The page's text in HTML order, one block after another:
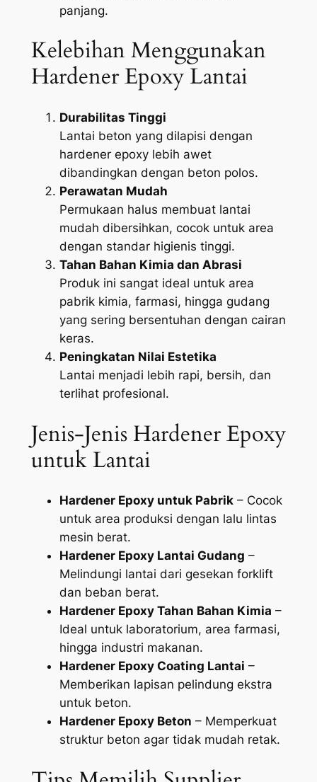
panjang.
Kelebihan Menggunakan
Hardener Epoxy Lantai
Durabilitas Tinggi
Lantai beton yang dilapisi dengan
hardener epoxy lebih awet
dibandingkan dengan beton polos.
Perawatan Mudah
Permukaan halus membuat lantai
mudah dibersihkan, cocok untuk area
dengan standar higienis tinggi.
Tahan Bahan Kimia dan Abrasi
Produk ini sangat ideal untuk area
pabrik kimia, farmasi, hingga gudang
yang sering bersentuhan dengan cairan
keras.
Peningkatan Nilai Estetika
Lantai menjadi lebih rapi, bersih, dan
terlihat profesional.
Jenis-Jenis Hardener Epoxy
untuk Lantai
Hardener Epoxy untuk Pabrik– Cocok
untuk area produksi dengan lalu lintas
mesin berat.
Hardener Epoxy Lantai Gudang –
Melindungi lantai dari gesekan forklift
dan beban berat.
Hardener Epoxy Tahan Bahan Kimia –
Ideal untuk laboratorium, area farmasi,
hingga industri makanan.
Hardener Epoxy Coating Lantai –
Memberikan lapisan pelindung ekstra
untuk beton.
Hardener Epoxy Beton – Memperkuat
struktur beton agar tidak mudah retak.